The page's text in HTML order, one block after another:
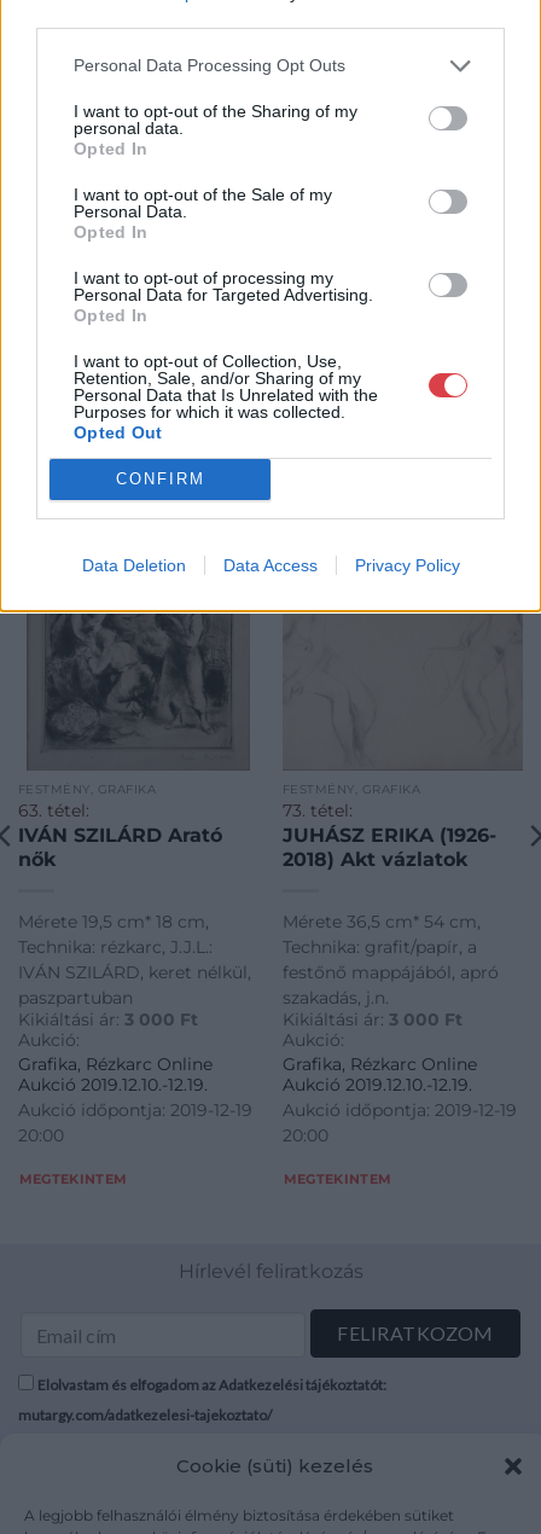
Personal Data Processing Opt Outs
I want to opt-out of the Sharing of my
personal data.
Opted In
I want to opt-out of the Sale of my
Personal Data.
Opted In
I want to opt-out of processing my
Personal Data for Targeted Advertising.
Opted In
I want to opt-out of Collection, Use,
Retention, Sale, and/or Sharing of my
Personal Data that Is Unrelated with the
Purposes for which it was collected.
Opted Out
CONFIRM
Data Deletion Data Access Privacy Policy
Cookie (süti) kezelés
A legjobb felhasználói élmény biztosítása érdekében sütiket
tevékenység, mely kapcsolatban áll a festmények és műtárgyak
értékbecslésével és online aukciók szervezésével és
lebonyolításával. A weboldalon elérhetőek a cég által kínált
számára lehetőség nyílik egy regisztráció után, hogy részt
vegyen a cég online aukcióin.
GALÉRIA TOVÁBBI MŰTÁRGYAI
KAPCSOLÓDÓ MŰTÁRGYAK
FESTMÉNY, GRAFIKA
63. tétel:
IVÁN SZILÁRD Arató
nők
Mérete 19,5 cm* 18 cm,
Technika: rézkarc, J.J.L.:
IVÁN SZILÁRD, keret nélkül,
paszpartuban
Kikiáltási ár: 3 000 Ft
Aukció:
Grafika, Rézkarc Online
Aukció 2019.12.10.-12.19.
Aukció időpontja: 2019-12-19
20:00
MEGTEKINTEM
FESTMÉNY, GRAFIKA
73. tétel:
JUHÁSZ ERIKA (1926-
2018) Akt vázlatok
Mérete 36,5 cm* 54 cm,
Technika: grafit/papír, a
festőnő mappájából, apró
szakadás, j.n.
Kikiáltási ár: 3 000 Ft
Aukció:
Grafika, Rézkarc Online
Aukció 2019.12.10.-12.19.
Aukció időpontja: 2019-12-19
20:00
MEGTEKINTEM
Hírlevél feliratkozás
Elolvastam és elfogadom az Adatkezelési tájékoztatót:
mutargy.com/adatkezelesi-tajekoztato/
Médiaajánlat
Áraink
ÁSZF